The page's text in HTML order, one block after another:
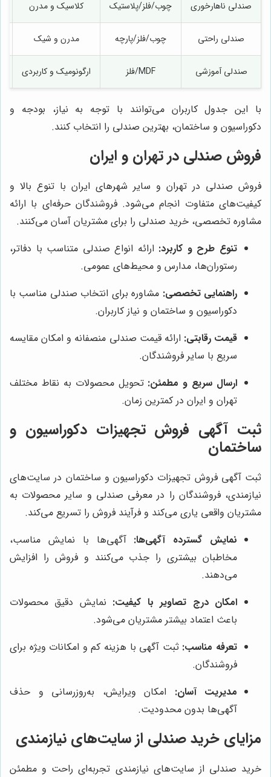
صندلی ناهارخوری چوب/فلز/پلاستیک کلاسیک و مدرن
صندلی راحتی چوب/فلز/پارچه مدرن و شیک
صندلی آموزشی MDF/فلز ارگونومیک و کاربردی
با این جدول کاربران می‌توانند با توجه به نیاز، بودجه و
دکوراسیون و ساختمان، بهترین صندلی را انتخاب کنند.
فروش صندلی در تهران و ایران
فروش صندلی در تهران و سایر شهرهای ایران با تنوع بالا و
کیفیت‌های متفاوت انجام می‌شود. فروشندگان حرفه‌ای با ارائه
مشاوره تخصصی، خرید صندلی را برای مشتریان آسان می‌کنند.
تنوع طرح و کاربرد: ارائه انواع صندلی متناسب با دفاتر،
رستوران‌ها، مدارس و محیط‌های عمومی.
راهنمایی تخصصی: مشاوره برای انتخاب صندلی مناسب با
دکوراسیون و ساختمان و نیاز کاربران.
قیمت رقابتی: ارائه قیمت صندلی منصفانه و امکان مقایسه
سریع با سایر فروشندگان.
ارسال سریع و مطمئن: تحویل محصولات به نقاط مختلف
تهران و ایران در کمترین زمان.
ثبت آگهی فروش تجهیزات دکوراسیون و
ساختمان
ثبت آگهی فروش تجهیزات دکوراسیون و ساختمان در سایت‌های
نیازمندی، فروشندگان را در معرفی صندلی و سایر محصولات به
مشتریان واقعی یاری می‌کند و فرآیند فروش را تسریع می‌کند.
نمایش گسترده آگهی‌ها: آگهی‌ها با نمایش مناسب،
مخاطبان بیشتری را جذب می‌کنند و فروش را افزایش
می‌دهند.
امکان درج تصاویر با کیفیت: نمایش دقیق محصولات
باعث اعتماد بیشتر مشتریان می‌شود.
تعرفه مناسب: ثبت آگهی با هزینه کم و امکانات ویژه برای
فروشندگان.
مدیریت آسان: امکان ویرایش، به‌روزرسانی و حذف
آگهی‌ها بدون محدودیت.
مزایای خرید صندلی از سایت‌های نیازمندی
خرید صندلی از سایت‌های نیازمندی تجربه‌ای راحت و مطمئن